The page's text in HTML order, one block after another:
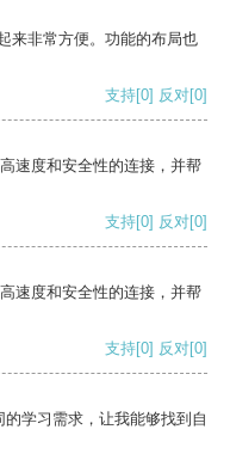
来非常方便。功能的布局也
支持[0] 反对[0]
速度和安全性的连接，并帮
支持[0] 反对[0]
速度和安全性的连接，并帮
支持[0] 反对[0]
学习需求，让我能够找到自